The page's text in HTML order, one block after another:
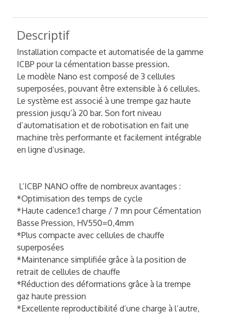
Descriptif
Installation compacte et automatisée de la gamme
ICBP pour la cémentation basse pression.
Le modèle Nano est composé de 3 cellules
superposées, pouvant être extensible à 6 cellules.
Le système est associé à une trempe gaz haute
pression jusqu’à 20 bar. Son fort niveau
d’automatisation et de robotisation en fait une
machine très performante et facilement intégrable
en ligne d’usinage.
L’ICBP NANO offre de nombreux avantages :
*Optimisation des temps de cycle
*Haute cadence:1 charge / 7 mn pour Cémentation
Basse Pression, HV550=0,4mm
*Plus compacte avec cellules de chauffe
superposées
*Maintenance simplifiée grâce à la position de
retrait de cellules de chauffe
*Réduction des déformations grâce à la trempe
gaz haute pression
*Excellente reproductibilité d’une charge à l’autre,